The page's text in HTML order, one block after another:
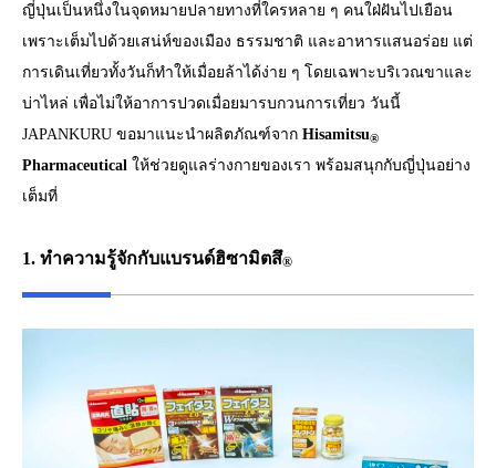
ญี่ปุ่นเป็นหนึ่งในจุดหมายปลายทางที่ใครหลาย ๆ คนใฝ่ฝันไปเยือน
เพราะเต็มไปด้วยเสน่ห์ของเมือง ธรรมชาติ และอาหารแสนอร่อย แต่
การเดินเที่ยวทั้งวันก็ทำให้เมื่อยล้าได้ง่าย ๆ โดยเฉพาะบริเวณขาและ
บ่าไหล่ เพื่อไม่ให้อาการปวดเมื่อยมารบกวนการเที่ยว วันนี้
JAPANKURU ขอมาแนะนำผลิตภัณฑ์จาก Hisamitsu®
Pharmaceutical ให้ช่วยดูแลร่างกายของเรา พร้อมสนุกกับญี่ปุ่นอย่าง
เต็มที่
1. ทำความรู้จักกับแบรนด์ฮิซามิตสึ®